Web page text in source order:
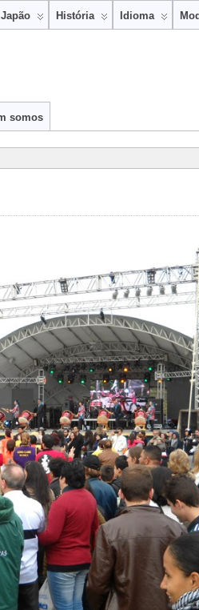
História Idioma
somos